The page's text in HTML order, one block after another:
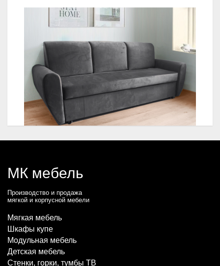
МК мебель
Производство и продажа
мягкой и корпусной мебели
Мягкая мебель
Шкафы купе
Модульная мебель
Детская мебель
Стенки, горки, тумбы ТВ